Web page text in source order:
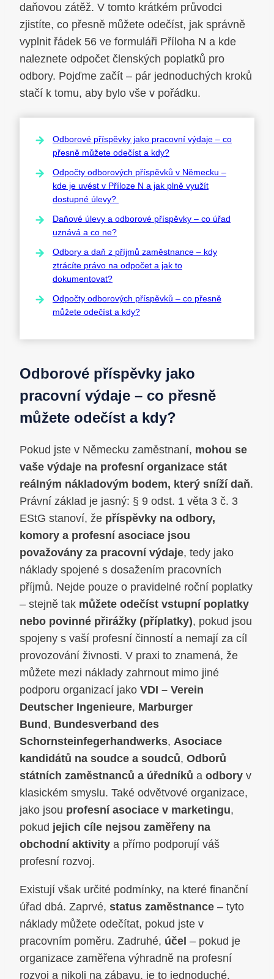
daňovou zátěž. V tomto krátkém průvodci
zjistíte, co přesně můžete odečíst, jak správně
vyplnit řádek 56 ve formuláři Příloha N a kde
naleznete odpočet členských poplatků pro
odbory. Pojďme začít – pár jednoduchých kroků
stačí k tomu, aby bylo vše v pořádku.
Odborové příspěvky jako pracovní výdaje – co
přesně můžete odečíst a kdy?
Odpočty odborových příspěvků v Německu –
kde je uvést v Příloze N a jak plně využít
dostupné úlevy?
Daňové úlevy a odborové příspěvky – co úřad
uznává a co ne?
Odbory a daň z příjmů zaměstnance – kdy
ztrácíte právo na odpočet a jak to
dokumentovat?
Odpočty odborových příspěvků – co přesně
můžete odečíst a kdy?
Odborové příspěvky jako
pracovní výdaje – co přesně
můžete odečíst a kdy?
Pokud jste v Německu zaměstnaní, mohou se
vaše výdaje na profesní organizace stát
reálným nákladovým bodem, který sníží daň.
Právní základ je jasný: § 9 odst. 1 věta 3 č. 3
EStG stanoví, že příspěvky na odbory,
komory a profesní asociace jsou
považovány za pracovní výdaje, tedy jako
náklady spojené s dosažením pracovních
příjmů. Nejde pouze o pravidelné roční poplatky
– stejně tak můžete odečíst vstupní poplatky
nebo povinné přirážky (příplatky), pokud jsou
spojeny s vaší profesní činností a nemají za cíl
provozování živnosti. V praxi to znamená, že
můžete mezi náklady zahrnout mimo jiné
podporu organizací jako VDI – Verein
Deutscher Ingenieure, Marburger
Bund, Bundesverband des
Schornsteinfegerhandwerks, Asociace
kandidátů na soudce a soudců, Odborů
státních zaměstnanců a úředníků a odbory v
klasickém smyslu. Také odvětvové organizace,
jako jsou profesní asociace v marketingu,
pokud jejich cíle nejsou zaměřeny na
obchodní aktivity a přímo podporují váš
profesní rozvoj.
Existují však určité podmínky, na které finanční
úřad dbá. Zaprvé, status zaměstnance – tyto
náklady můžete odečítat, pokud jste v
pracovním poměru. Zadruhé, účel – pokud je
organizace zaměřena výhradně na profesní
rozvoj a nikoli na zábavu, je to jednoduché.